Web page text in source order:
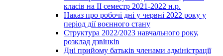
класів на ІІ семестр 2021-2022 н.р.
Наказ про робочі дні у червні 2022 року у
період дії воєнного стану
Структура 2022/2023 навчального року,
розклад дзвінків
Дні прийому батьків членами адміністрації